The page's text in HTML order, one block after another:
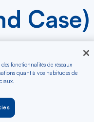
simple
fonctionnalités de réseaux
quant à vos habitudes de